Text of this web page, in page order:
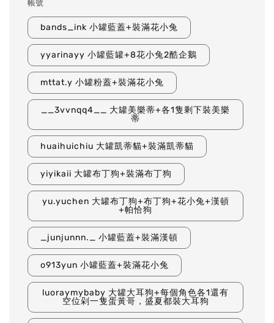
帳號
bands_ink 小罐藍蓋+裝滿花小兔
yyarinayy 小罐藍罐+8花小兔2酷企鵝
mttat.y 小罐粉蓋+裝滿花小兔
__3vvnqq4__ 大罐美樂蒂+各1隻剩下裝美樂
蒂
huaihuichiu 大罐凱蒂貓+裝滿凱蒂貓
yiyikaii 大罐布丁狗+裝滿布丁狗
yu.yuchen 大罐布丁狗+布丁狗+花小兔+漢頓
+帕恰狗
_junjunnn._ 小罐藍蓋+裝滿漢頓
o913yun 小罐藍蓋+裝滿花小兔
luoraymybaby 大罐大耳狗+每個角色各1還有
空位剁一隻蛋黃哥，盛夏都裝大耳狗